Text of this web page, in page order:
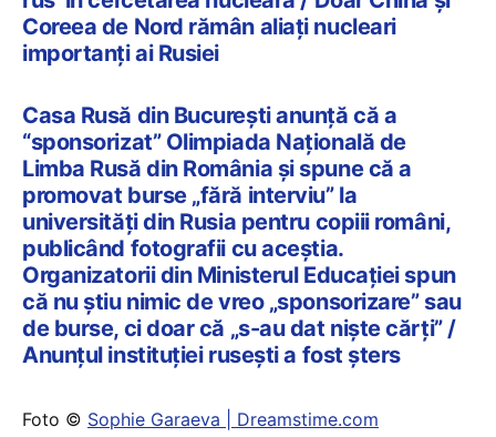
Coreea de Nord rămân aliați nucleari
importanți ai Rusiei
Casa Rusă din București anunță că a
“sponsorizat” Olimpiada Națională de
Limba Rusă din România și spune că a
promovat burse „fără interviu” la
universități din Rusia pentru copiii români,
publicând fotografii cu aceștia.
Organizatorii din Ministerul Educației spun
că nu știu nimic de vreo „sponsorizare” sau
de burse, ci doar că „s-au dat niște cărți” /
Anunțul instituției rusești a fost șters
Foto © Sophie Garaeva | Dreamstime.com